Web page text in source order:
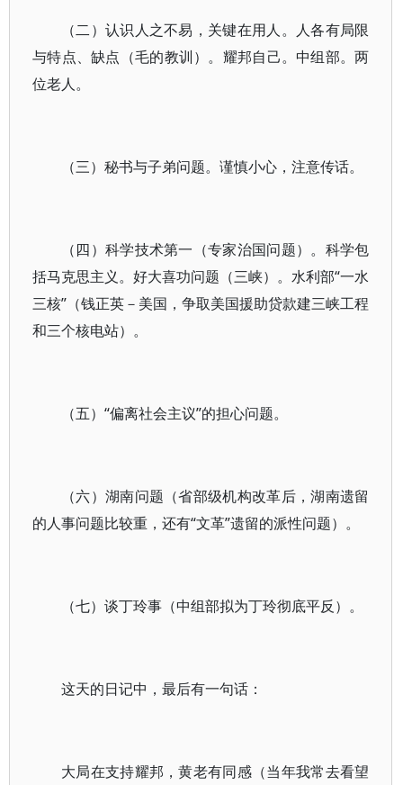
（二）认识人之不易，关键在用人。人各有局限
与特点、缺点（毛的教训）。耀邦自己。中组部。两
位老人。
（三）秘书与子弟问题。谨慎小心，注意传话。
（四）科学技术第一（专家治国问题）。科学包
括马克思主义。好大喜功问题（三峡）。水利部“一水
三核”（钱正英－美国，争取美国援助贷款建三峡工程
和三个核电站）。
（五）“偏离社会主议”的担心问题。
（六）湖南问题（省部级机构改革后，湖南遗留
的人事问题比较重，还有“文革”遗留的派性问题）。
（七）谈丁玲事（中组部拟为丁玲彻底平反）。
这天的日记中，最后有一句话：
大局在支持耀邦，黄老有同感（当年我常去看望